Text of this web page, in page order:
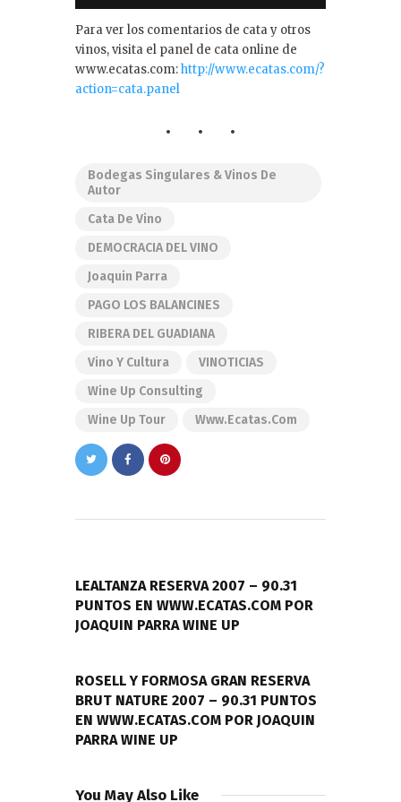
Para ver los comentarios de cata y otros
vinos, visita el panel de cata online de
www.ecatas.com:http://www.ecatas.com/?
action=cata.panel
Bodegas Singulares & Vinos De
Autor
Cata De Vino
DEMOCRACIA DEL VINO
Joaquin Parra
PAGO LOS BALANCINES
RIBERA DEL GUADIANA
Vino Y Cultura
VINOTICIAS
Wine Up Consulting
Wine Up Tour
Www.ecatas.com
entradas
LEALTANZA RESERVA 2007 – 90.31
PUNTOS EN WWW.ECATAS.COM POR
JOAQUIN PARRA WINE UP
ROSELL Y FORMOSA GRAN RESERVA
BRUT NATURE 2007 – 90.31 PUNTOS
EN WWW.ECATAS.COM POR JOAQUIN
PARRA WINE UP
You May Also Like